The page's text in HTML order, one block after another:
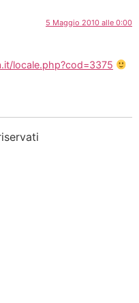
5 Maggio 2010 alle 0:00
locale.php?cod=3375